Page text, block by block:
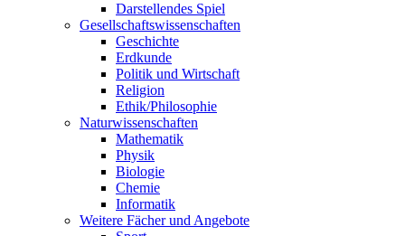
Darstellendes Spiel
Gesellschafts­wissenschaften
Geschichte
Erdkunde
Politik und Wirtschaft
Religion
Ethik/Philosophie
Naturwissen­schaften
Mathematik
Physik
Biologie
Chemie
Informatik
Weitere Fächer und Angebote